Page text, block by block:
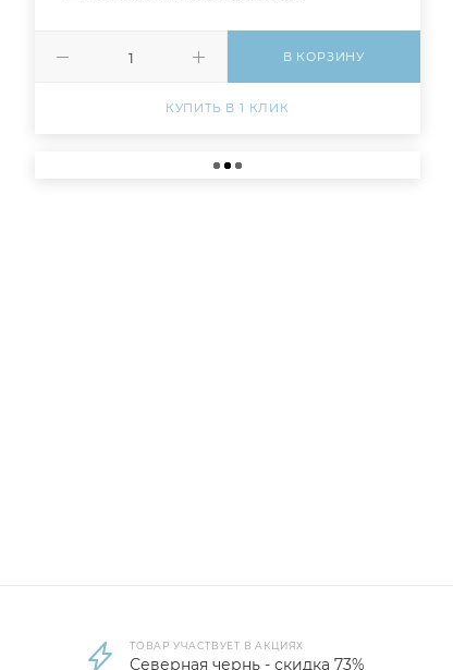
В КОРЗИНУ
КУПИТЬ В 1 КЛИК
ТОВАР УЧАСТВУЕТ В АКЦИЯХ
Северная чернь - скидка 73%